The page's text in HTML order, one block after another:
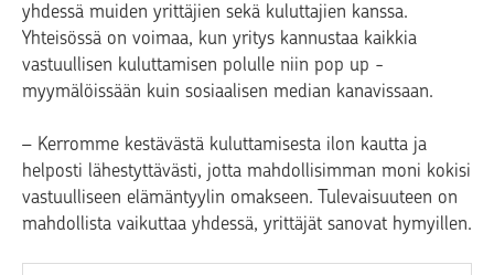
yhdessä muiden yrittäjien sekä kuluttajien kanssa.
Yhteisössä on voimaa, kun yritys kannustaa kaikkia
vastuullisen kuluttamisen polulle niin pop up -
myymälöissään kuin sosiaalisen median kanavissaan.
– Kerromme kestävästä kuluttamisesta ilon kautta ja
helposti lähestyttävästi, jotta mahdollisimman moni kokisi
vastuulliseen elämäntyylin omakseen. Tulevaisuuteen on
mahdollista vaikuttaa yhdessä, yrittäjät sanovat hymyillen.